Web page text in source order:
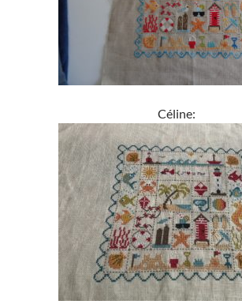
Céline: